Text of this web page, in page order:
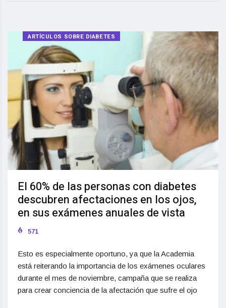
ARTÍCULOS SOBRE DIABETES
El 60% de las personas con diabetes
descubren afectaciones en los ojos,
en sus exámenes anuales de vista
571
Esto es especialmente oportuno, ya que la Academia
está reiterando la importancia de los exámenes oculares
durante el mes de noviembre, campaña que se realiza
para crear conciencia de la afectación que sufre el ojo